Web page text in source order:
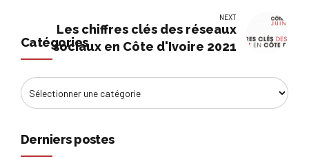
NEXT
Les chiffres clés des réseaux
sociaux en Côte d'Ivoire 2021
Catégories
Derniers postes